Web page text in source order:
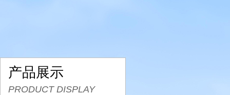
产品展示
PRODUCT DISPLAY